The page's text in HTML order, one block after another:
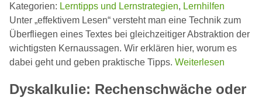
Kategorien: Lerntipps und Lernstrategien, Lernhilfen
Unter „effektivem Lesen“ versteht man eine Technik zum
Überfliegen eines Textes bei gleichzeitiger Abstraktion der
wichtigsten Kernaussagen. Wir erklären hier, worum es
dabei geht und geben praktische Tipps. Weiterlesen
Dyskalkulie: Rechenschwäche oder